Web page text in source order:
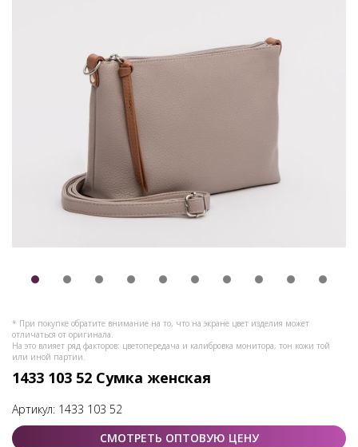
* При покупке обратите внимание на то, что на экране цвет изделия может
отличаться от оригинала.
На это влияет ряд факторов: цветопередача и калибровка монитора, тон кожи той
или иной партии.
1433 103 52 Сумка женская
Артикул: 1433 103 52
СМОТРЕТЬ ОПТОВУЮ ЦЕНУ